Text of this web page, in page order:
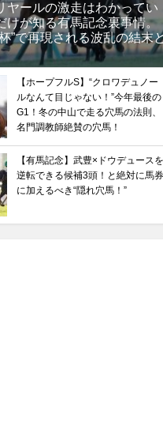
ヤールの激走はわかってい
けが知る有馬記念裏事情。
”で再現される波乱の結末
【ホープフルS】“クロワデュノー
ルなんて目じゃない！”今年最後の
G1！冬の中山で走る穴馬の法則、
名門調教師絶賛の穴馬！
【有馬記念】武豊×ドウデュースを
逆転できる候補3頭！と絶対に馬券
に加えるべき“隠れ穴馬！”